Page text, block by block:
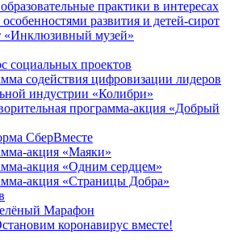
практики в интересах
особенностями развития и детей-сирот
«Инклюзивный музей»
социальных проектов
содействия цифровизации лидеров
индустрии «Колибри»
программа-акция «Добрый
СберВместе
акция «Маяки»
акция «Одним сердцем»
акция «Страницы Добра»
Марафон
коронавирус вместе!